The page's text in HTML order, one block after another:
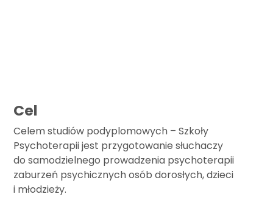
Cel
Celem studiów podyplomowych – Szkoły
Psychoterapii jest przygotowanie słuchaczy
do samodzielnego prowadzenia psychoterapii
zaburzeń psychicznych osób dorosłych, dzieci
i młodzieży.